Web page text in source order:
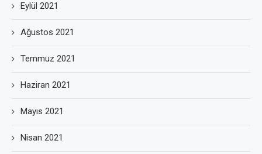
Eylül 2021
Ağustos 2021
Temmuz 2021
Haziran 2021
Mayıs 2021
Nisan 2021